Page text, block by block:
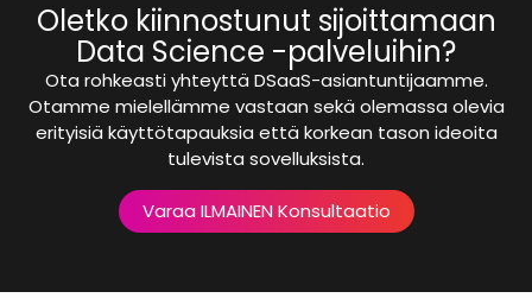
Oletko kiinnostunut sijoittamaan
Data Science -palveluihin?
Ota rohkeasti yhteyttä DSaaS-asiantuntijaamme.
Otamme mielellämme vastaan sekä olemassa olevia
erityisiä käyttötapauksia että korkean tason ideoita
tulevista sovelluksista.
Varaa ILMAINEN Konsultaatio